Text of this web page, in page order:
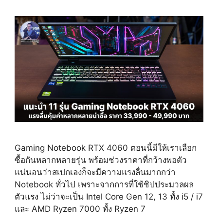
Gaming Notebook RTX 4060 ตอนนี้มีให้เราเลือก
ซื้อกันหลากหลายรุ่น พร้อมช่วงราคาที่กว้างพอตัว
แน่นอนว่าสเปกเองก็จะมีความแรงลื่นมากกว่า
Notebook ทั่วไป เพราะจากการที่ใช้ชิปประมวลผล
ตัวแรง ไม่ว่าจะเป็น Intel Core Gen 12, 13 ทั้ง i5 / i7
และ AMD Ryzen 7000 ทั้ง Ryzen 7